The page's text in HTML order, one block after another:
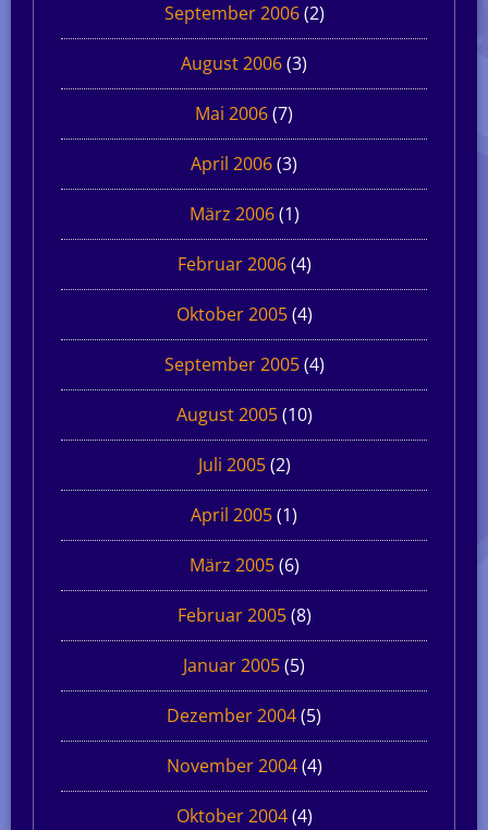
September 2006(2)
August 2006(3)
Mai 2006(7)
April 2006(3)
März 2006(1)
Februar 2006(4)
Oktober 2005(4)
September 2005(4)
August 2005(10)
Juli 2005(2)
April 2005(1)
März 2005(6)
Februar 2005(8)
Januar 2005(5)
Dezember 2004(5)
November 2004(4)
Oktober 2004(4)